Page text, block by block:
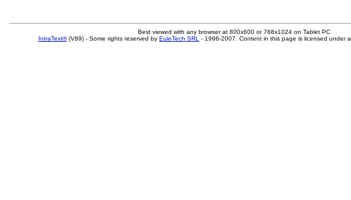
Best viewed with any browser at 800x600 or 768x1024 on Tablet PC
IntraText®(V89) - Some rights reserved by EuloTech SRL - 1996-2007. Content in this page is licensed under a